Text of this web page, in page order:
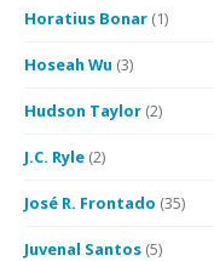
Horatius Bonar (1)
Hoseah Wu (3)
Hudson Taylor (2)
J.C. Ryle (2)
José R. Frontado (35)
Juvenal Santos (5)